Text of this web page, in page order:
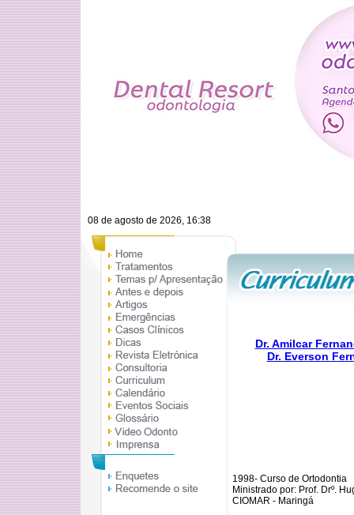
08 de agosto de 2026, 16:38
Dr. Amilcar
Dr. Everson
1998- Curso de Ortodontia
Ministrado por: Prof. Drº.
CIOMAR - Maringá